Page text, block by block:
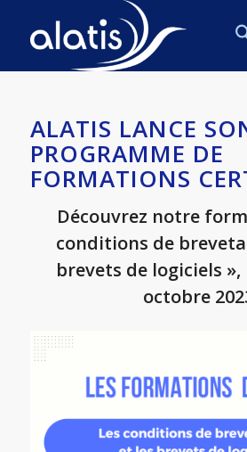
ALATIS LANCE
PROGRAMME DE
FORMATIONS
Découvrez notre
conditions de
brevets de logiciels
octobre